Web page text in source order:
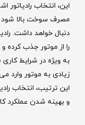
این، انتخاب رادیاتور
مصرف سوخت بالا شود
دنبال خواهد داشت.
را از موتور جذب کرده
به ویژه در شرایط
زیادی به موتور وارد
این ترتیب، انتخاب
و بهینه شدن عملکرد